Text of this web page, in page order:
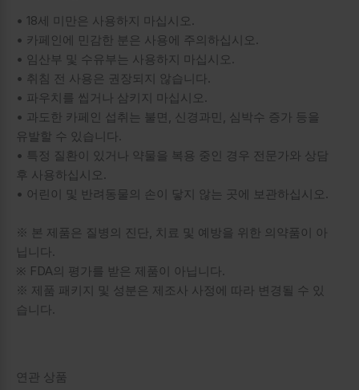
• 18세 미만은 사용하지 마십시오.
• 카페인에 민감한 분은 사용에 주의하십시오.
• 임산부 및 수유부는 사용하지 마십시오.
• 취침 전 사용은 권장되지 않습니다.
• 파우치를 씹거나 삼키지 마십시오.
• 과도한 카페인 섭취는 불면, 신경과민, 심박수 증가 등을
유발할 수 있습니다.
• 특정 질환이 있거나 약물을 복용 중인 경우 전문가와 상담
후 사용하십시오.
• 어린이 및 반려동물의 손이 닿지 않는 곳에 보관하십시오.
※ 본 제품은 질병의 진단, 치료 및 예방을 위한 의약품이 아
닙니다.
※ FDA의 평가를 받은 제품이 아닙니다.
※ 제품 패키지 및 성분은 제조사 사정에 따라 변경될 수 있
습니다.
연관 상품